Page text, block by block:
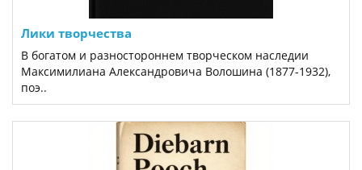
Лики творчества
В богатом и разностороннем творческом наследии
Максимилиана Александровича Волошина (1877-1932),
поэ..